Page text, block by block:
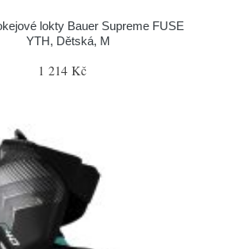
lokty Bauer Supreme FUSE
YTH, Dětská, M
1 214 Kč